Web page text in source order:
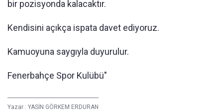
bir pozisyonda kalacaktır.
Kendisini açıkça ispata davet ediyoruz.
Kamuoyuna saygıyla duyurulur.
Fenerbahçe Spor Kulübü"
Yazar : YASİN GÖRKEM ERDURAN